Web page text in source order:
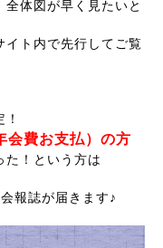
体図が早く見たいと
イト内で先行してご覧
会費お支払）の方
た！という方は
報誌が届きます♪